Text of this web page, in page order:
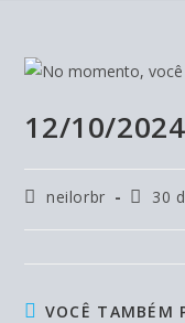
12/10/2024
neilorbr 30
VOCÊ TAMBÉM